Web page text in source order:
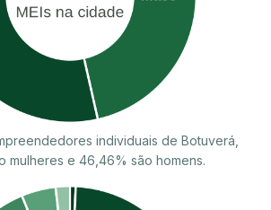
individuais de Botuverá,
mulheres e 46,46% são homens.